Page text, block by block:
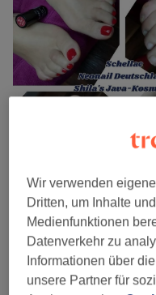
Salonbewertungen
Wir verwenden
Dritten, um Inhalte
Medienfunktionen
Datenverkehr zu
Informationen über
unsere Partner für